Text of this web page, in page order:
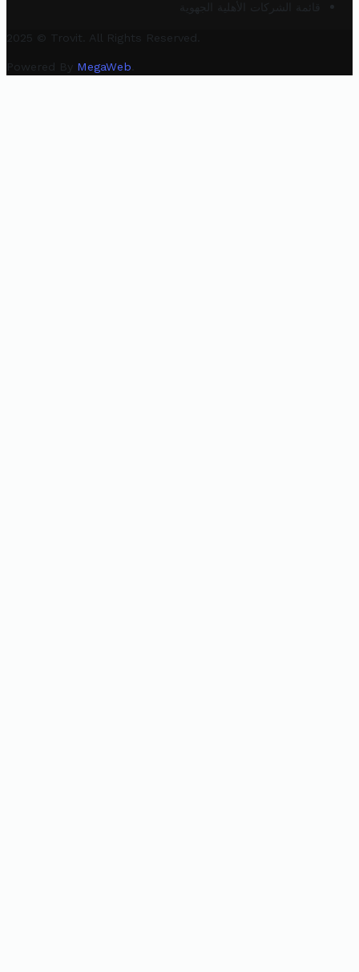
قائمة الشركات الأهلية الجهوية
2025 © Trovit. All Rights Reserved.
Powered By MegaWeb